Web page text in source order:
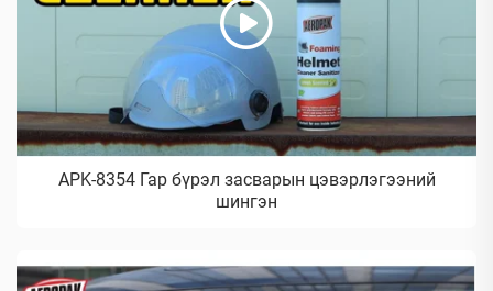
APK-8354 Гар бүрэл засварын цэвэрлэгээний
шингэн